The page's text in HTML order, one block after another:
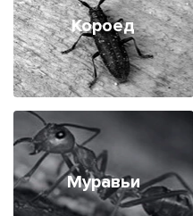
Короед
Муравьи